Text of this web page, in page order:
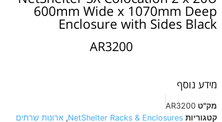
600mm Wide x 1070mm Deep
Enclosure with Sides Black
AR3200
מידע נוסף
מק"ט AR3200
קטגוריות NetShelter Racks & Enclosures
, ארונות שרתים